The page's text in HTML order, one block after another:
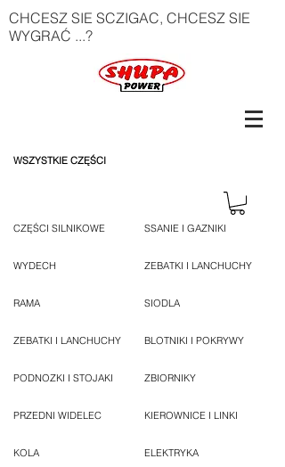
CHCESZ SIE SCZIGAC, CHCESZ SIE
WYGRAĆ ...?
WSZYSTKIE CZĘŚCI
CZĘŚCI SILNIKOWE
WYDECH
RAMA
ZEBATKI I LANCHUCHY
PODNOZKI I STOJAKI
PRZEDNI WIDELEC
KOLA
SSANIE I GAZNIKI
ZEBATKI I LANCHUCHY
SIODLA
BLOTNIKI I POKRYWY
ZBIORNIKY
KIEROWNICE I LINKI
ELEKTRYKA